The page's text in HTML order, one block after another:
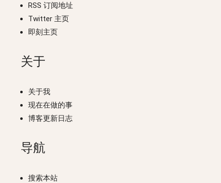
RSS 订阅地址
Twitter 主页
即刻主页
关于
关于我
现在在做的事
博客更新日志
导航
搜索本站